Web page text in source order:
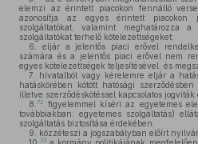
elemzi az érintett piacokon fennálló
azonosítja az egyes érintett piacokon
szolgáltatókat, valamint meghatározza
szolgáltatókat terhelő kötelezettségeket;
6.
eljár a jelentős piaci erővel
számára és a jelentős piaci erővel nem
egyes kötelezettségek teljesítésével, és
7.
hivatalból vagy kérelemre eljár a
hatáskörében kötött hatósági szerződésben
illetve szerződéskötéssel kapcsolatos
8. 72
figyelemmel kíséri az egyetemes
továbbiakban: egyetemes szolgáltatás)
szolgáltatás biztosítása érdekében;
9.
közzéteszi a jogszabályban előírt
73